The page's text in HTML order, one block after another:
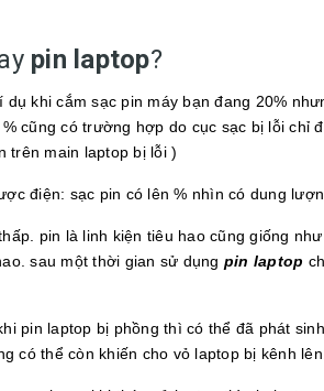
pin laptop?
dụ khi cắm sạc pin máy bạn đang 20%
cũng có trường hợp do cục sạc bị lỗi chỉ
trên main laptop bị lỗi )
điện: sạc pin có lên % nhìn có dung
pin là linh kiện tiêu hao cũng giống
sau một thời gian sử dụng pin laptop
pin laptop bị phồng thì có thể đã phát
có thể còn khiến cho vỏ laptop bị kênh lên.